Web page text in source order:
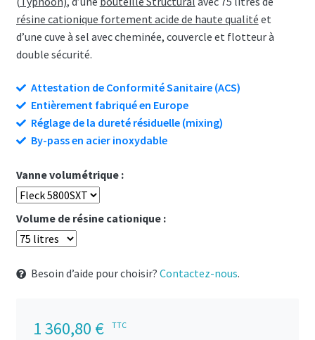
résine cationique fortement acide de haute qualité et
d’une cuve à sel avec cheminée, couvercle et flotteur à
double sécurité.
Attestation de Conformité Sanitaire (ACS)
Entièrement fabriqué en Europe
Réglage de la dureté résiduelle (mixing)
By-pass en acier inoxydable
Vanne volumétrique :
Volume de résine cationique :
Besoin d’aide pour choisir? Contactez-nous.
1 360,80 € TTC